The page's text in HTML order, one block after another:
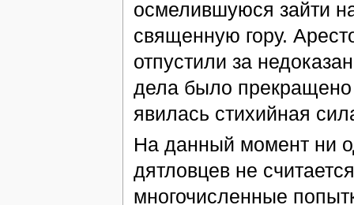
осмелившуюся зайти
священную гору.
отпустили за
дела было прекращено
явилась стихийная
На данный момент ни
дятловцев не
многочисленные